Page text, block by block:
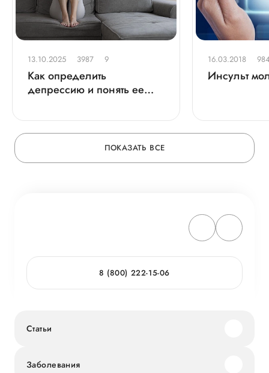
13.10.2025 3987 9
Как определить
депрессию и понять ее
16.03.2018
Инсульт
ПОКАЗАТЬ ВСЕ
8 (800) 222-15-06
Статьи
Заболевания